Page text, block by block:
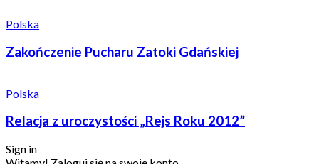
Polska
Zakończenie Pucharu Zatoki Gdańskiej
Polska
Relacja z uroczystości „Rejs Roku 2012”
Sign in